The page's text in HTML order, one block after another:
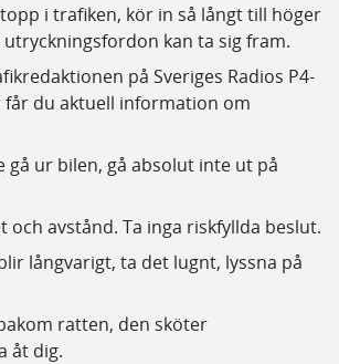
i trafiken, kör in så långt till höger
utryckningsfordon kan ta sig fram.
på Sveriges Radios P4-
får du aktuell information om
gå ur bilen, gå absolut inte ut på
och avstånd. Ta inga riskfyllda beslut.
långvarigt, ta det lugnt, lyssna på
ratten, den sköter
åt dig.